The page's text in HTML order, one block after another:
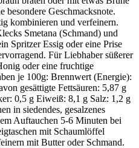
Geschmacksnote.
kombinieren und verfeinern.
Smetana (Schmand) und
Spritzer Essig oder eine Prise
Für Liebhaber süßerer
oder eine fruchtige
je 100g: Brennwert (Energie):
gesättigte Fettsäuren: 5,87 g
0,5 g Eiweiß: 8,1 g Salz: 1,2 g
in siedendes, gesalzenes
Auftauchen 5-6 Minuten bei
mit Schaumlöffel
mit Butter oder Schmand.